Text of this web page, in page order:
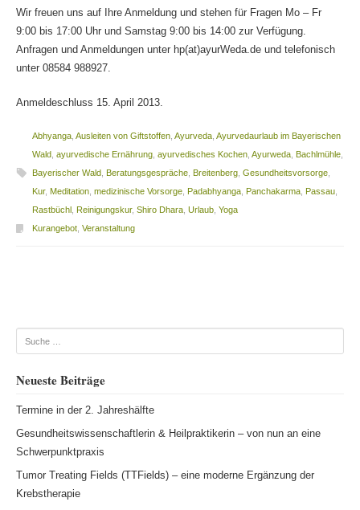
Wir freuen uns auf Ihre Anmeldung und stehen für Fragen Mo – Fr
9:00 bis 17:00 Uhr und Samstag 9:00 bis 14:00 zur Verfügung.
Anfragen und Anmeldungen unter hp(at)ayurWeda.de und telefonisch
unter 08584 988927.
Anmeldeschluss 15. April 2013.
Abhyanga, Ausleiten von Giftstoffen, Ayurveda, Ayurvedaurlaub im Bayerischen
Wald ayurvedische Ernährung, ayurvedisches Kochen, Ayurweda, Bachlmühle,
Bayerischer Wald
Beratungsgespräche, Breitenberg, Gesundheitsvorsorge,
Kur, Meditation, medizinische Vorsorge, Padabhyanga, Panchakarma, Passau,
Rastbüchl
Reinigungskur, Shiro Dhara, Urlaub, Yoga
Kurangebot, Veranstaltung
Suche
Neueste Beiträge
Termine in der 2. Jahreshälfte
Gesundheitswissenschaftlerin & Heilpraktikerin – von nun an eine
Schwerpunktpraxis
Tumor Treating Fields (TTFields) – eine moderne Ergänzung der
Krebstherapie